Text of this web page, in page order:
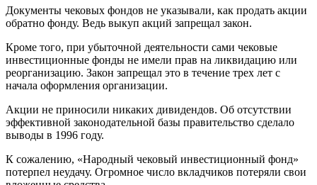
Документы чековых фондов не указывали, как продать акции
обратно фонду. Ведь выкуп акций запрещал закон.
Кроме того, при убыточной деятельности сами чековые
инвестиционные фонды не имели прав на ликвидацию или
реорганизацию. Закон запрещал это в течение трех лет с
начала оформления организации.
Акции не приносили никаких дивидендов. Об отсутствии
эффективной законодательной базы правительство сделало
выводы в 1996 году.
К сожалению, «Народный чековый инвестиционный фонд»
потерпел неудачу. Огромное число вкладчиков потеряли свои